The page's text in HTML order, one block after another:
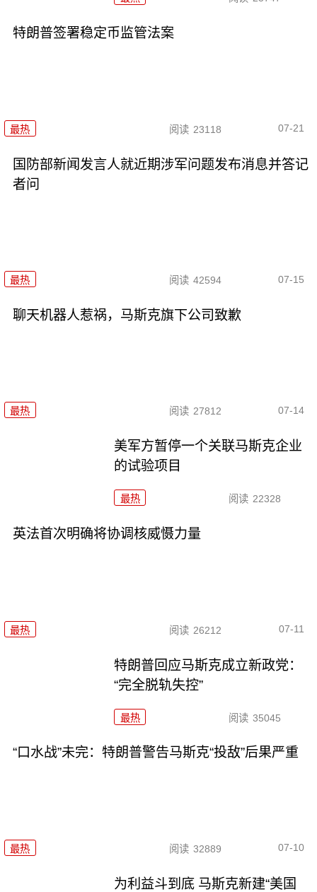
特朗普签署稳定币监管法案
最热 阅读 23118 07-21
国防部新闻发言人就近期涉军问题发布消息并答记
者问
最热 阅读 42594 07-15
聊天机器人惹祸，马斯克旗下公司致歉
最热 阅读 27812 07-14
美军方暂停一个关联马斯克企业
的试验项目
最热 阅读 22328
英法首次明确将协调核威慑力量
最热 阅读 26212 07-11
特朗普回应马斯克成立新政党：
“完全脱轨失控”
最热 阅读 35045
“口水战”未完：特朗普警告马斯克“投敌”后果严重
最热 阅读 32889 07-10
为利益斗到底 马斯克新建“美国